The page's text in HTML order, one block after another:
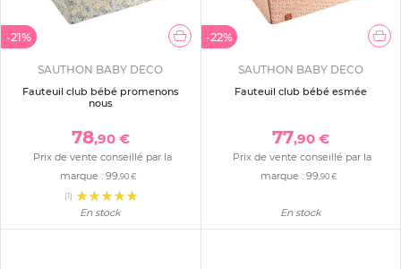
-21%
SAUTHON BABY DECO
Fauteuil club bébé promenons
nous
78,90 €
Prix de vente conseillé par la
marque :99 ,90 €
(1)
En stock
-22%
SAUTHON BABY DECO
Fauteuil club bébé esmée
77,90 €
Prix de vente conseillé par la
marque : 99 ,90 €
En stock